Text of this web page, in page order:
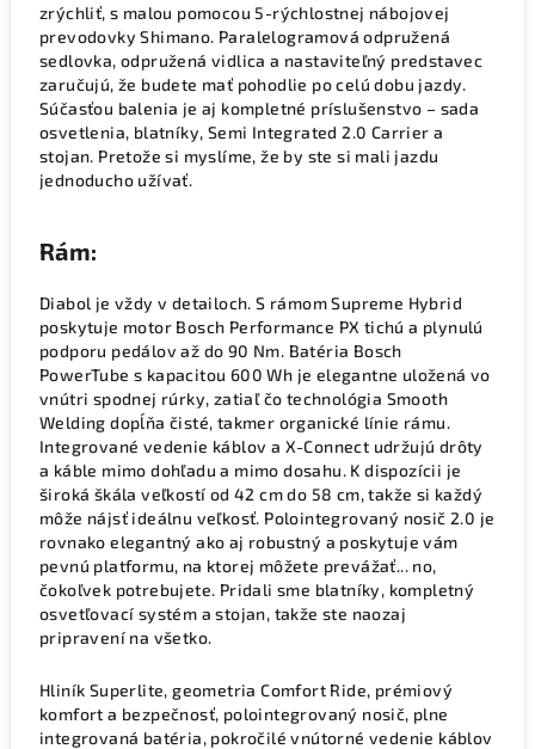
zrýchliť, s malou pomocou 5-rýchlostnej nábojovej
prevodovky Shimano. Paralelogramová odpružená
sedlovka, odpružená vidlica a nastaviteľný predstavec
zaručujú, že budete mať pohodlie po celú dobu jazdy.
Súčasťou balenia je aj kompletné príslušenstvo – sada
osvetlenia, blatníky, Semi Integrated 2.0 Carrier a
stojan. Pretože si myslíme, že by ste si mali jazdu
jednoducho užívať.
Rám:
Diabol je vždy v detailoch. S rámom Supreme Hybrid
poskytuje motor Bosch Performance PX tichú a plynulú
podporu pedálov až do 90 Nm. Batéria Bosch
PowerTube s kapacitou 600 Wh je elegantne uložená vo
vnútri spodnej rúrky, zatiaľ čo technológia Smooth
Welding dopĺňa čisté, takmer organické línie rámu.
Integrované vedenie káblov a X-Connect udržujú drôty
a káble mimo dohľadu a mimo dosahu. K dispozícii je
široká škála veľkostí od 42 cm do 58 cm, takže si každý
môže nájsť ideálnu veľkosť. Polointegrovaný nosič 2.0 je
rovnako elegantný ako aj robustný a poskytuje vám
pevnú platformu, na ktorej môžete prevážať... no,
čokoľvek potrebujete. Pridali sme blatníky, kompletný
osvetľovací systém a stojan, takže ste naozaj
pripravení na všetko.
Hliník Superlite, geometria Comfort Ride, prémiový
komfort a bezpečnosť, polointegrovaný nosič, plne
integrovaná batéria, pokročilé vnútorné vedenie káblov